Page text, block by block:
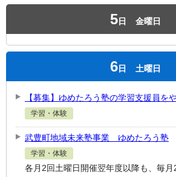
5日 金曜日
6日 土曜日
【募集】ゆめたろう塾の学習支援員を
学習・体験
武豊町地域未来塾事業 ゆめたろう塾
学習・体験
各月2回土曜日開催翌年度以降も、毎